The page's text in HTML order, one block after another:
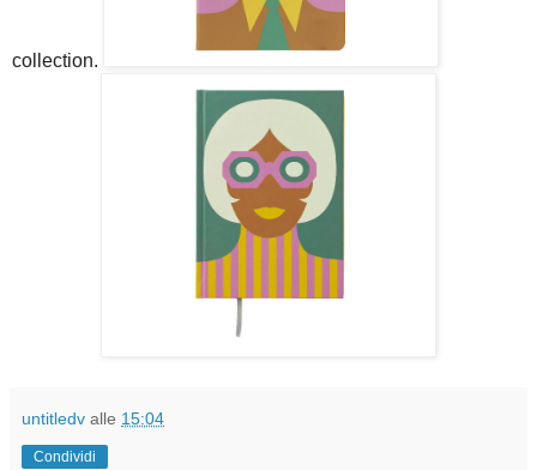
collection.
untitledv alle 15:04
Condividi